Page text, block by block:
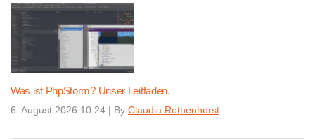
Was ist PhpStorm? Unser Leitfaden.
6. August 2026 10:24 | By Claudia Rothenhorst